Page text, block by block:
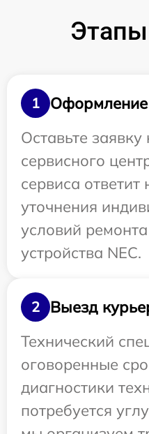
1
Оформление
Оставьте заявку
сервисного
сервиса
уточнения
условий
устройства NEC.
2
Выезд
Технический
оговоренные
диагностики
потребуется